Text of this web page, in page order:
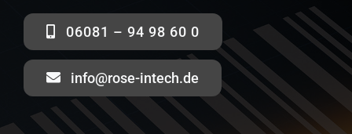
06081 – 94 98 60 0
info@rose-intech.de